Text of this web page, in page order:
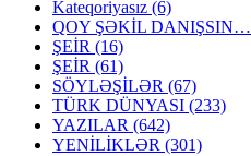
Kateqoriyasız (6)
QOY ŞƏKİL DANIŞSIN…
ŞEİR (16)
ŞEİR (61)
SÖYLƏŞİLƏR (67)
TÜRK DÜNYASI (233)
YAZILAR (642)
YENİLİKLƏR (301)